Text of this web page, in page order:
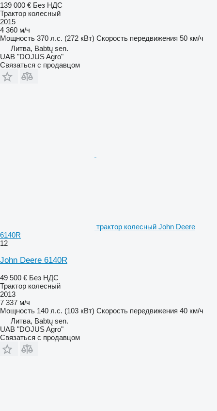
139 000 € Без НДС
Трактор колесный
2015
4 360 м/ч
Мощность 370 л.с. (272 кВт) Скорость передвижения 50 км/ч
Литва, Babtų sen.
UAB "DOJUS Agro"
Связаться с продавцом
трактор колесный John Deere
6140R
12
John Deere 6140R
49 500 € Без НДС
Трактор колесный
2013
7 337 м/ч
Мощность 140 л.с. (103 кВт) Скорость передвижения 40 км/ч
Литва, Babtų sen.
UAB "DOJUS Agro"
Связаться с продавцом